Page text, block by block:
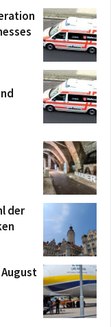
der
August